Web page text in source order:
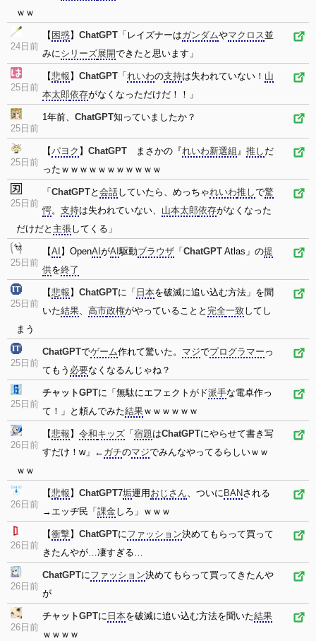
ｗｗ
24日前
【 困惑】 ChatGPT 「レイズナーはガンダムやマクロス並
みにシリーズ展開できたと思います」
25日前
【悲報 】 ChatGPT 「 れいわの支持は失われていない！ 山
本太郎依存がなくなっただけだ！！」
25日前
1年前、 ChatGPT知っていましたか？
25日前
【パヨク 】 ChatGPT まさかの『れいわ新選組 』 推し だ
ったｗｗｗｗｗｗｗｗｗｗｗ
25日前
「 ChatGPTと 会話していたら、めっちゃれいわ推しで驚
愕。 支持は失われていない、 山本太郎依存がなくなった
だけだと 主張してくる」
25日前
【AI 】OpenAI がAI駆動ブラウザ 「 ChatGPT Atlas」の提
供を終了
25日前
【悲報 】 ChatGPTに「 日本を破滅に追い込む方法」を聞
いた結果、 高市政権がやっていることと 完全一致してし
まう
25日前
ChatGPTでゲーム作れて驚いた。 マジでプログラマー っ
てもう 必要なくなるんじゃね？
25日前
チャットGPTに「無駄にエフェクトがド派手な電卓作っ
て！」と頼んでみた結果ｗｗｗｗｗｗ
26日前
【悲報 】 令和キッズ 「 宿題はChatGPTにやらせて書き写
すだけ！w」← ガチのマジでみんなやってるらしいｗｗ
ｗｗ
26日前
【悲報 】 ChatGPT7垢運用 おじさん、ついに BANされる
→エッヂ民「 課金しろ」ｗｗｗ
26日前
【衝撃】 ChatGPTにファッション決めてもらって買って
きたんやが…凄すぎる…
26日前
ChatGPTにファッション決めてもらって買ってきたんや
が
26日前
チャットGPTに 日本を破滅に追い込む方法を聞いた結果
ｗｗｗｗ